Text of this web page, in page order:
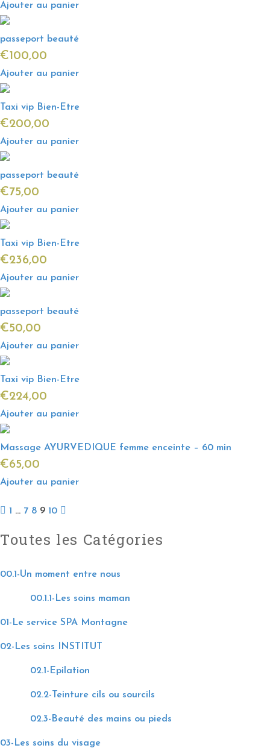
Ajouter au panier
passeport beauté
€100,00
Ajouter au panier
Taxi vip Bien-Etre
€200,00
Ajouter au panier
passeport beauté
€75,00
Ajouter au panier
Taxi vip Bien-Etre
€236,00
Ajouter au panier
passeport beauté
€50,00
Ajouter au panier
Taxi vip Bien-Etre
€224,00
Ajouter au panier
Massage AYURVEDIQUE femme enceinte – 60 min
€65,00
Ajouter au panier
1 … 7 8 9 10
Toutes les Catégories
00.1-Un moment entre nous
00.1.1-Les soins maman
01-Le service SPA Montagne
02-Les soins INSTITUT
02.1-Epilation
02.2-Teinture cils ou sourcils
02.3-Beauté des mains ou pieds
03-Les soins du visage